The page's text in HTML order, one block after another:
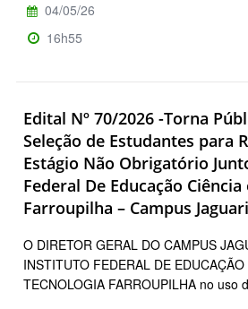
04/05/26
16h55
Edital Nº 70/2026 -Torna
Seleção de Estudantes para
Estágio Não Obrigatório
Federal De Educação
Farroupilha – Campus
O DIRETOR GERAL DO CAMPUS
INSTITUTO FEDERAL DE
TECNOLOGIA FARROUPILHA no uso